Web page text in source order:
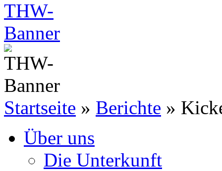
Startseite » Berichte »
Über uns
Die Unterkunft